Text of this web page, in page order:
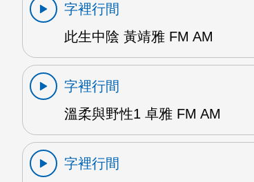
字裡行間
此生中陰 黃靖雅 FM AM
字裡行間
溫柔與野性1 卓雅 FM AM
字裡行間